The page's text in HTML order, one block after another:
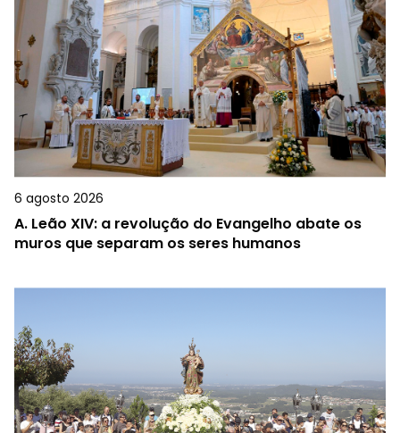
6 agosto 2026
A. Leão XIV: a revolução do Evangelho abate os
muros que separam os seres humanos